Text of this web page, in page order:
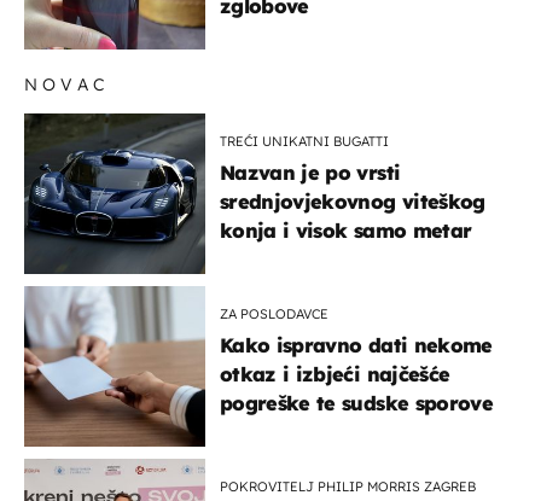
zglobove
NOVAC
TREĆI UNIKATNI BUGATTI
Nazvan je po vrsti
srednjovjekovnog viteškog
konja i visok samo metar
ZA POSLODAVCE
Kako ispravno dati nekome
otkaz i izbjeći najčešće
pogreške te sudske sporove
POKROVITELJ PHILIP MORRIS ZAGREB